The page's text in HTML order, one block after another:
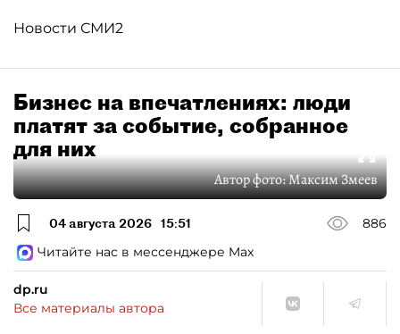
Новости СМИ2
Бизнес на впечатлениях: люди
платят за событие, собранное
для них
Автор фото:Максим Змеев
04 августа 2026 15:51
886
Читайте нас в мессенджере Max
dp.ru
Все материалы автора